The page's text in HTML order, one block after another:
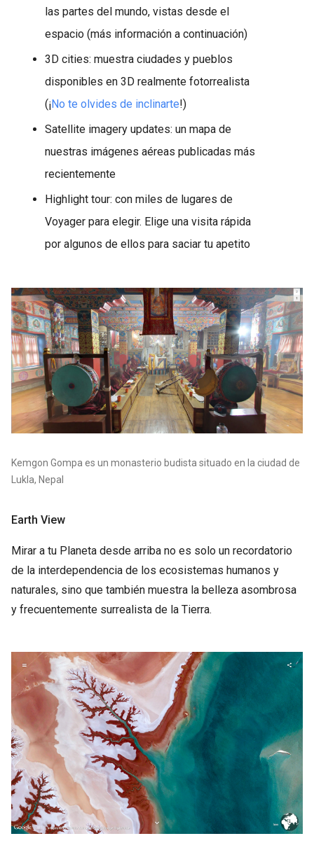
las partes del mundo, vistas desde el
espacio (más información a continuación)
3D cities: muestra ciudades y pueblos
disponibles en 3D realmente fotorrealista
(¡No te olvides de inclinarte!)
Satellite imagery updates: un mapa de
nuestras imágenes aéreas publicadas más
recientemente
Highlight tour: con miles de lugares de
Voyager para elegir. Elige una visita rápida
por algunos de ellos para saciar tu apetito
Kemgon Gompa es un monasterio budista situado en la ciudad de
Lukla, Nepal
Earth View
Mirar a tu Planeta desde arriba no es solo un recordatorio
de la interdependencia de los ecosistemas humanos y
naturales, sino que también muestra la belleza asombrosa
y frecuentemente surrealista de la Tierra.